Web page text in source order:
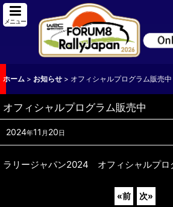
メニュー
ホーム > お知らせ > オフィシャルプログラム販売中
オフィシャルプログラム販売中
2024年11 月 20日
ラリージャパン2024 オフィシャルプロ
«前 次»